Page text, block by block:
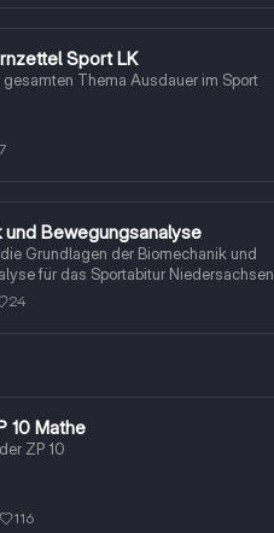
Prozesse in Nervenzellen.
Sport LK
Thema Ausdauer im Sport
7
und Bewegungsanalyse
Grundlagen der Biomechanik und
für das Sportabitur Niedersachsen
behandelt die Phasenmodelle
und Göhner, qualitative
24
10 Mathe
ZP 10
116